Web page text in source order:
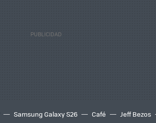
Samsung Galaxy S26 Café Jeff Bezos